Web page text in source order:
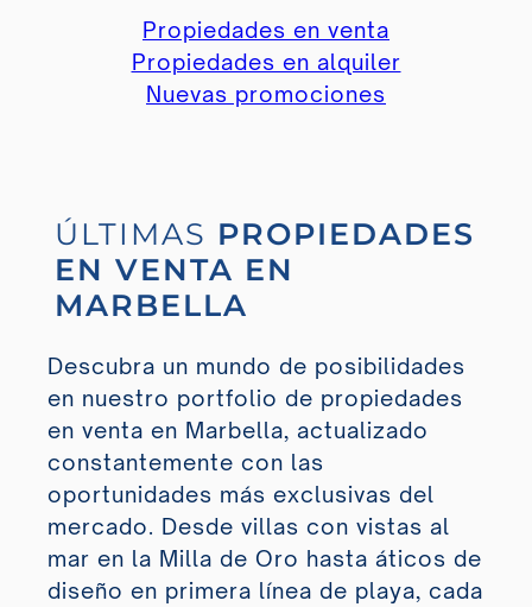
Propiedades en venta
Propiedades en alquiler
Nuevas promociones
ÚLTIMAS PROPIEDADES
EN VENTA EN
MARBELLA
Descubra un mundo de posibilidades
en nuestro portfolio de propiedades
en venta en Marbella, actualizado
constantemente con las
oportunidades más exclusivas del
mercado. Desde villas con vistas al
mar en la Milla de Oro hasta áticos de
diseño en primera línea de playa, cada